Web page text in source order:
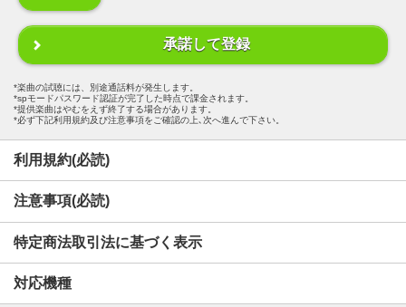
承諾して登録
楽曲の試聴には、別途通話料が発生します。
spモードパスワード認証が完了した時点で課金されます。
提供楽曲はやむをえず終了する場合があります。
必ず下記利用規約及び注意事項をご確認の上､次へ進んで下さい。
利用規約(必読)
注意事項(必読)
特定商法取引法に基づく表示
対応機種